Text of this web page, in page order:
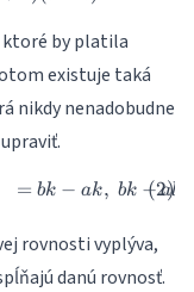
ktoré by platila
existuje taká
nikdy nenadobudne
a(l-
= bk − ak, bk − al
rovnosti vyplýva,
danú rovnosť.